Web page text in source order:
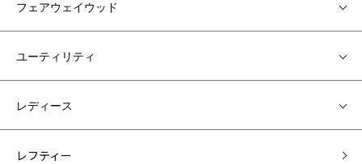
フェアウェイウッド
ユーティリティ
レディース
レフティー